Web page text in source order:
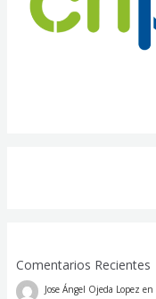
Comentarios Recientes
Jose Ángel Ojeda Lopez en